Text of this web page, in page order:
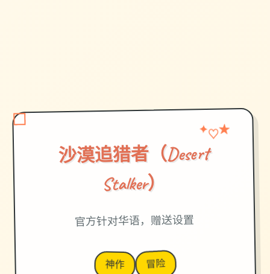
沙漠追猎者（Desert
Stalker）
✦♡★
官方针对华语，赠送设置
神作 冒险